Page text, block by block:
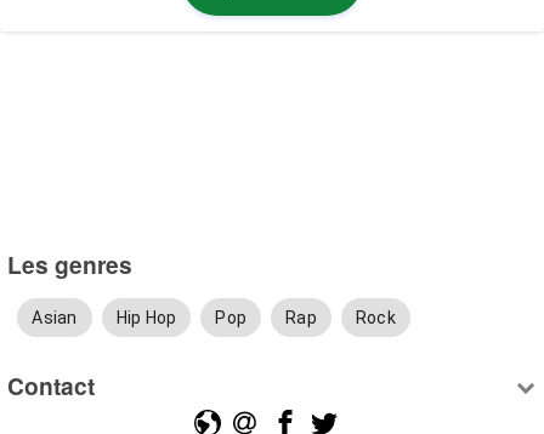
Les genres
Asian Hip Hop Pop Rap Rock
Contact